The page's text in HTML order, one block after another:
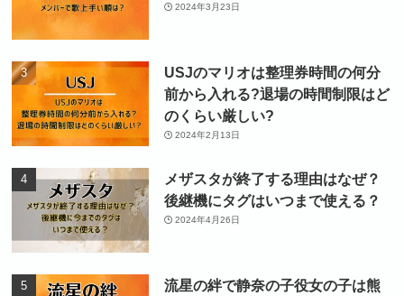
2024年3月23日
USJのマリオは整理券時間の何分
前から入れる?退場の時間制限はど
のくらい厳しい?
2024年2月13日
メザスタが終了する理由はなぜ？
後継機にタグはいつまで使える？
2024年4月26日
流星の絆で静奈の子役女の子は熊